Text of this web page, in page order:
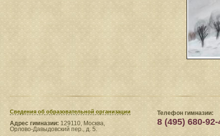
Сведения​ об образовательной организации
Адрес гимназии: 129110, Москва,
Орлово-Давыдовский пер., д. 5.
Телефон гимназии:
8 (495) 680-92-